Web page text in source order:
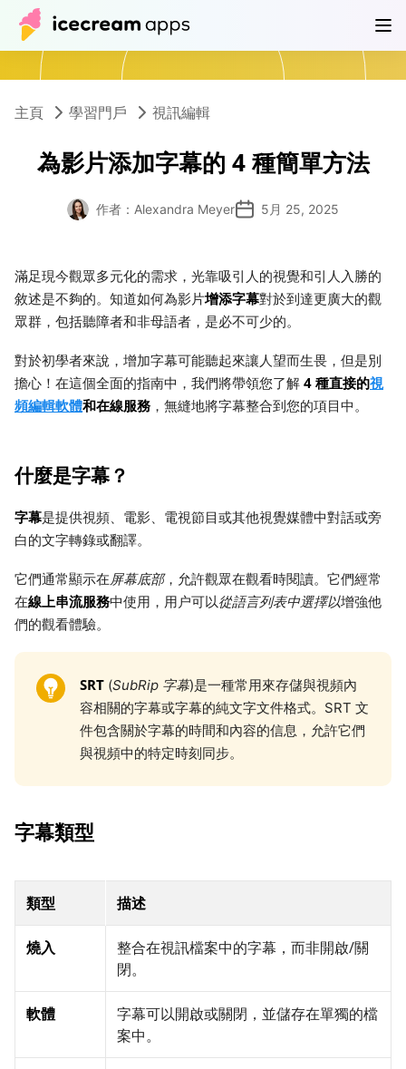
產品
主頁 學習門戶 視訊編輯
為影片添加字幕的 4 種簡單方法
作者：Alexandra Meyer 5月 25, 2025
滿足現今觀眾多元化的需求，光靠吸引人的視覺和引人入勝的
敘述是不夠的。知道如何為影片增添字幕對於到達更廣大的觀
眾群，包括聽障者和非母語者，是必不可少的。
對於初學者來說，增加字幕可能聽起來讓人望而生畏，但是別
擔心！在這個全面的指南中，我們將帶領您了解 4 種直接的視
頻編輯軟體和在線服務 ，無縫地將字幕整合到您的項目中。
什麼是字幕？
字幕是提供視頻、電影、電視節目或其他視覺媒體中對話或旁
白的文字轉錄或翻譯。
它們通常顯示在屏幕底部，允許觀眾在觀看時閱讀。它們經常
在線上串流服務中使用，用户可以從語言列表中選擇以增強他
們的觀看體驗。
SRT (SubRip 字幕)是一種常用來存儲與視頻內
容相關的字幕或字幕的純文字文件格式。SRT 文
件包含關於字幕的時間和內容的信息，允許它們
與視頻中的特定時刻同步。
字幕類型
類型 描述
燒入
整合在視訊檔案中的字幕，而非開啟/關
閉。
軟體
字幕可以開啟或關閉，並儲存在單獨的檔
案中。